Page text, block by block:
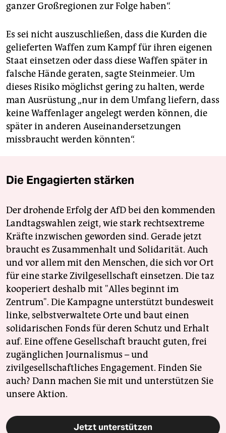
ganzer Großregionen zur Folge haben“.
Es sei nicht auszuschließen, dass die Kurden die
gelieferten Waffen zum Kampf für ihren eigenen
Staat einsetzen oder dass diese Waffen später in
falsche Hände geraten, sagte Steinmeier. Um
dieses Risiko möglichst gering zu halten, werde
man Ausrüstung „nur in dem Umfang liefern, dass
keine Waffenlager angelegt werden können, die
später in anderen Auseinandersetzungen
missbraucht werden könnten“.
Die Engagierten stärken
Der drohende Erfolg der AfD bei den kommenden
Landtagswahlen zeigt, wie stark rechtsextreme
Kräfte inzwischen geworden sind. Gerade jetzt
braucht es Zusammenhalt und Solidarität. Auch
und vor allem mit den Menschen, die sich vor Ort
für eine starke Zivilgesellschaft einsetzen. Die taz
kooperiert deshalb mit "Alles beginnt im
Zentrum". Die Kampagne unterstützt bundesweit
linke, selbstverwaltete Orte und baut einen
solidarischen Fonds für deren Schutz und Erhalt
auf. Eine offene Gesellschaft braucht guten, frei
zugänglichen Journalismus – und
zivilgesellschaftliches Engagement. Finden Sie
auch? Dann machen Sie mit und unterstützen Sie
unsere Aktion.
Jetzt unterstützen